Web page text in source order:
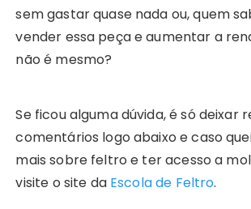
sem gastar quase nada ou, quem
vender essa peça e aumentar a
não é mesmo?
Se ficou alguma dúvida, é só deixar
comentários logo abaixo e caso
mais sobre feltro e ter acesso a
visite o site da Escola de Feltro.